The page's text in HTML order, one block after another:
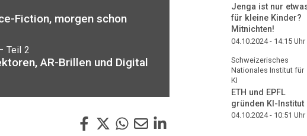
Fiction, morgen schon
Teil 2
AR-Brillen und Digital
Jenga ist nur
für kleine Kinder?
Mitnichten!
04.10.2024 - 14:15 Uhr
Schweizerisches
Nationales Institut für
KI
ETH und EPFL
gründen KI-Institut
04.10.2024 - 10:51 Uhr